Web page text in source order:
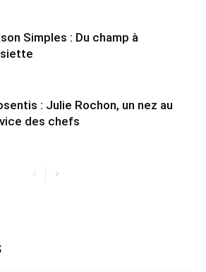
Simples : Du champ à
: Julie Rochon, un nez au
des chefs